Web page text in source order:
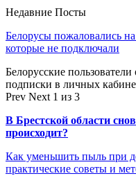
Недавние Посты
Белорусы пожаловались
которые не подключали
Белорусские
подписки в личных
Prev Next 1 из 3
В Брестской области
происходит?
Как уменьшить пыль при
практические советы и